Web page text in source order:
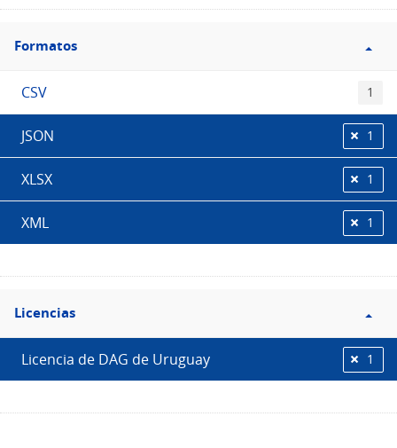
Filtro
Formatos
Formatos
CSV 1
JSON 1
XLSX 1
XML 1
Filtro
Licencias
Licencias
Licencia de DAG de Uruguay 1